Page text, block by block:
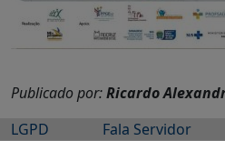
Publicado por:Ricardo
LGPD
Fala Servidor